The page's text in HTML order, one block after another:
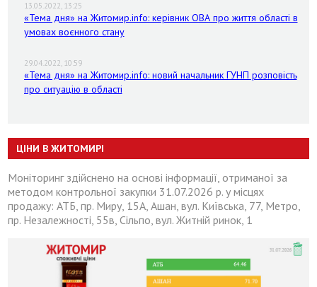
13.05.2022, 13:25
«Тема дня» на Житомир.info: керівник ОВА про життя області в
умовах воєнного стану
29.04.2022, 10:59
«Тема дня» на Житомир.info: новий начальник ГУНП розповість
про ситуацію в області
ЦІНИ В ЖИТОМИРІ
Моніторинг здійснено на основі інформації, отриманої за
методом контрольної закупки 31.07.2026 р. у місцях
продажу: АТБ, пр. Миру, 15А, Ашан, вул. Київська, 77, Метро,
пр. Незалежності, 55в, Сільпо, вул. Житній ринок, 1